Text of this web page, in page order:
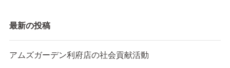
最新の投稿
アムズガーデン利府店の社会貢献活動